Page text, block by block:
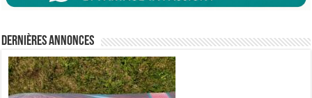
Dernières annonces